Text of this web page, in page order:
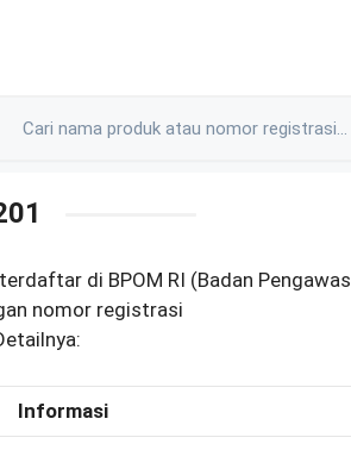
di BPOM RI (Badan Pengawas
nomor registrasi
Informasi